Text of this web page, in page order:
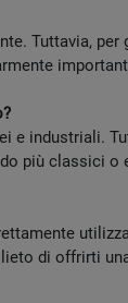
Tuttavia,
e industriali.
più classici
di offrirti